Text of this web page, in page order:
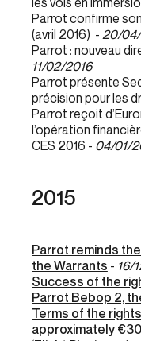
Parrot confirme
(avril 2016) - 20/
Parrot : nouveau
11/02/2016
Parrot présente
précision pour les
Parrot reçoit
l’opération
CES 2016 - 04/01/
2015
Parrot reminds
the Warrants - 16/
Success of the
Parrot Bebop 2,
Terms of the
approximately